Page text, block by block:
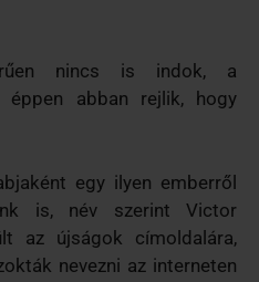
nincs is indok, a
éppen abban rejlik, hogy
egy ilyen emberről
is, név szerint Victor
az újságok címoldalára,
nevezni az interneten